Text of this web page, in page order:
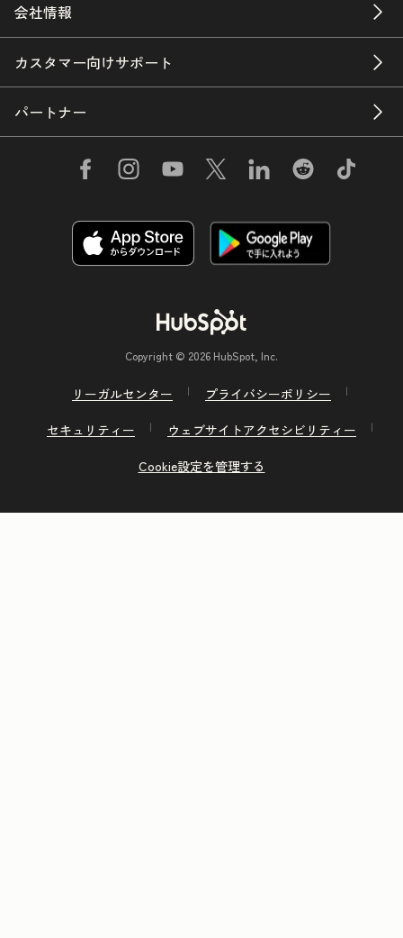
会社情報
カスタマー向けサポート
パートナー
Copyright © 2026 HubSpot, Inc.
リーガルセンター
プライバシーポリシー
セキュリティー
ウェブサイトアクセシビリティー
Cookie設定を管理する